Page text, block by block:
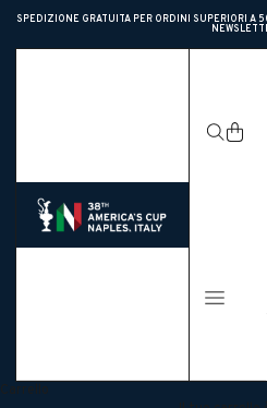
SPEDIZIONE GRATUITA PER ORDINI SUPERIORI A
America’s Cup Store
CercaCarrello
Menù